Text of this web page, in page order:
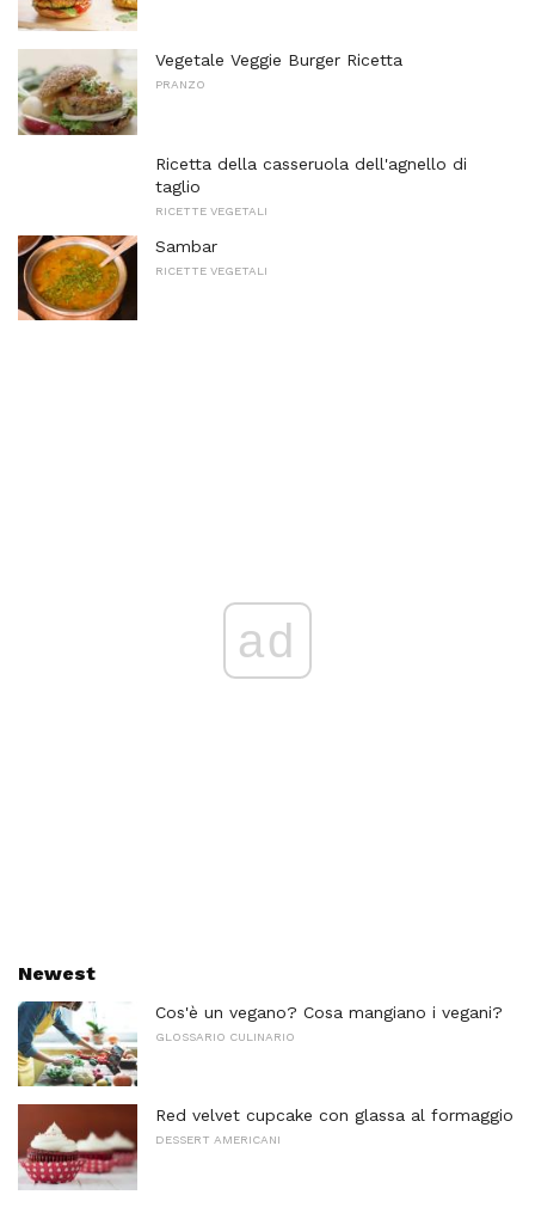
Vegetale Veggie Burger Ricetta
PRANZO
Ricetta della casseruola dell'agnello di
taglio
RICETTE VEGETALI
Sambar
RICETTE VEGETALI
ad
Newest
Cos'è un vegano? Cosa mangiano i vegani?
GLOSSARIO CULINARIO
Red velvet cupcake con glassa al formaggio
DESSERT AMERICANI